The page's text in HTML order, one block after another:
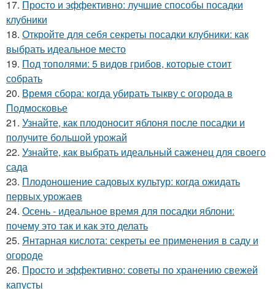
17. Просто и эффективно: лучшие способы посадки
клубники
18. Откройте для себя секреты посадки клубники: как
выбрать идеальное место
19. Под тополями: 5 видов грибов, которые стоит
собрать
20. Время сбора: когда убирать тыкву с огорода в
Подмосковье
21. Узнайте, как плодоносит яблоня после посадки и
получите большой урожай
22. Узнайте, как выбрать идеальный саженец для своего
сада
23. Плодоношение садовых культур: когда ожидать
первых урожаев
24. Осень - идеальное время для посадки яблони:
почему это так и как это делать
25. Янтарная кислота: секреты ее применения в саду и
огороде
26. Просто и эффективно: советы по хранению свежей
капусты